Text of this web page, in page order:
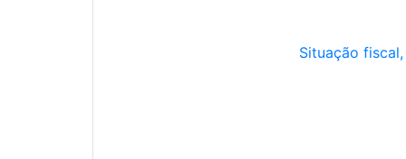
Situação